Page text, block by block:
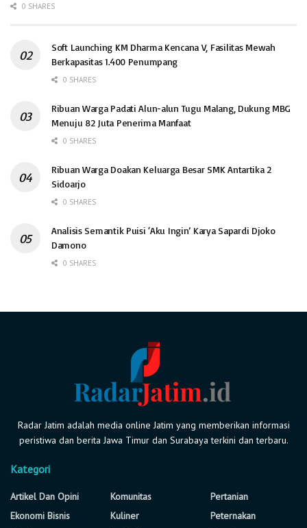
0 SHARES
Soft Launching KM Dharma Kencana V, Fasilitas Mewah
Berkapasitas 1.400 Penumpang
0 SHARES
Ribuan Warga Padati Alun-alun Tugu Malang, Dukung MBG
Menuju 82 Juta Penerima Manfaat
0 SHARES
Ribuan Warga Doakan Keluarga Besar SMK Antartika 2
Sidoarjo
0 SHARES
Analisis Semantik Puisi ‘Aku Ingin’ Karya Sapardi Djoko
Damono
0 SHARES
Radar Jatim adalah media online Jatim yang memberikan informasi
peristiwa dan berita Jawa Timur dan Surabaya terkini dan terbaru.
Kategori
Artikel Dan Opini
Ekonomi Bisnis
Komunitas
Kuliner
Pertanian
Peternakan